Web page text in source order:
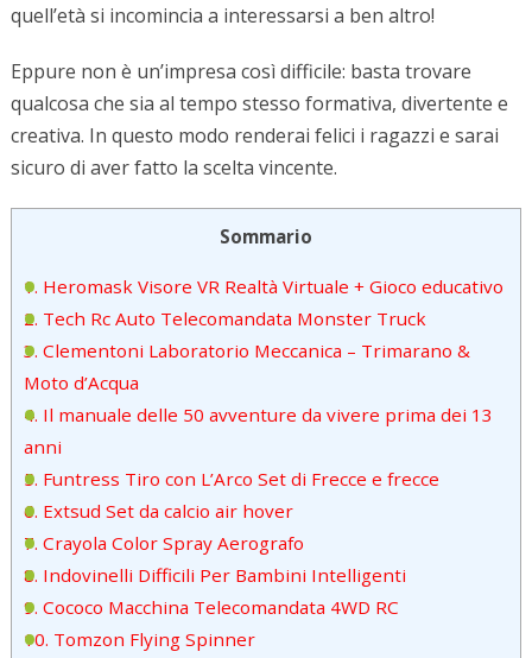
quell’età si incomincia a interessarsi a ben altro!
Eppure non è un’impresa così difficile: basta trovare
qualcosa che sia al tempo stesso formativa, divertente e
creativa. In questo modo renderai felici i ragazzi e sarai
sicuro di aver fatto la scelta vincente.
Sommario
1. Heromask Visore VR Realtà Virtuale + Gioco educativo
2. Tech Rc Auto Telecomandata Monster Truck
3. Clementoni Laboratorio Meccanica – Trimarano &
Moto d’Acqua
4. Il manuale delle 50 avventure da vivere prima dei 13
anni
5. Funtress Tiro con L’Arco Set di Frecce e frecce
6. Extsud Set da calcio air hover
7. Crayola Color Spray Aerografo
8. Indovinelli Difficili Per Bambini Intelligenti
9. Cococo Macchina Telecomandata 4WD RC
10. Tomzon Flying Spinner